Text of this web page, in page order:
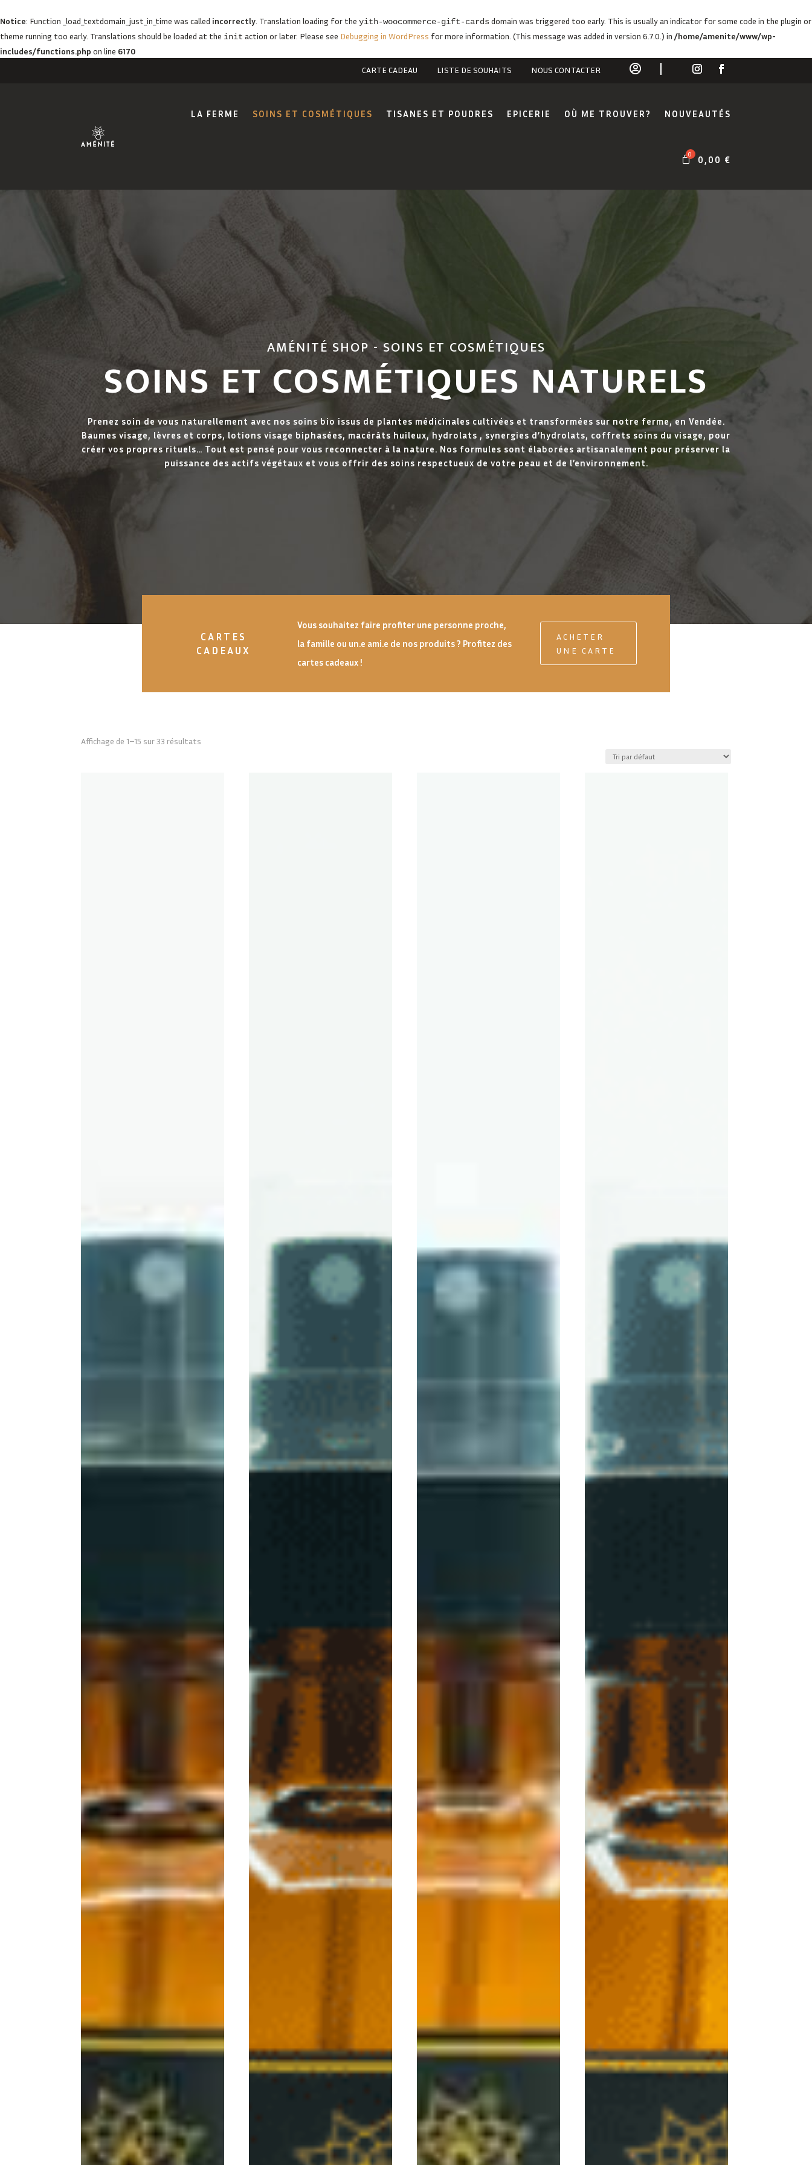
Notice: Function _load_textdomain_just_in_time was called incorrectly . Translation loading for the yith-woocommerce-gift-cardsdomain was triggered too early. This is usually an indicator for some code in the plugin or
theme running too early. Translations should be loaded at the init action or later. Please see Debugging in WordPress for more information. (This message was added in version 6.7.0.) in /home/amenite/www/wp-
includes/functions.php on line 6170
CARTE CADEAU
LISTE DE SOUHAITS NOUS CONTACTER 
LA FERME SOINS ET COSMÉTIQUES TISANES ET POUDRES EPICERIE OÙ ME TROUVER? NOUVEAUTÉS
0,00 €
AMÉNITÉ SHOP - SOINS ET COSMÉTIQUES
SOINS ET COSMÉTIQUES NATURELS
Prenez soin de vous naturellement avec nos soins bio issus de plantes médicinales cultivées et transformées sur notre ferme, en Vendée.
Baumes visage, lèvres et corps, lotions visage biphasées, macérâts huileux, hydrolats , synergies d’hydrolats, coffrets soins du visage, pour
créer vos propres rituels… Tout est pensé pour vous reconnecter à la nature. Nos formules sont élaborées artisanalement pour préserver la
puissance des actifs végétaux et vous offrir des soins respectueux de votre peau et de l’environnement.
CARTES
CADEAUX
Vous souhaitez faire profiter une personne proche,
la famille ou un.e ami.e de nos produits ? Profitez des
cartes cadeaux !
ACHETER
UNE CARTE
Affichage de 1–15 sur 33 résultats